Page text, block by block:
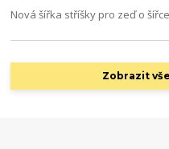
Nová šířka stříšky pro zeď o
Zobrazit